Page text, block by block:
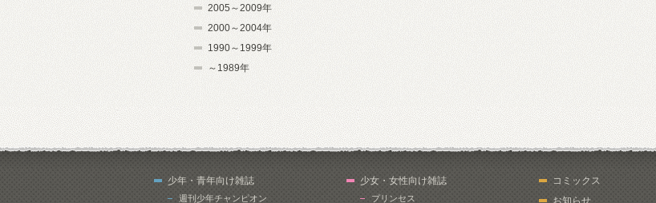
2005～2009年
2000～2004年
1990～1999年
～1989年
少年・青年向け雑誌
週刊少年チャンピオン
少女・女性向け雑誌
プリンセス
コミックス
お知らせ